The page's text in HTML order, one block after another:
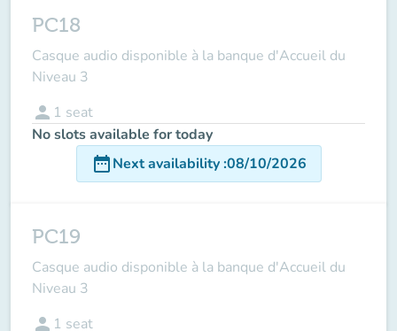
PC18
Casque audio disponible à la banque d'Accueil du
Niveau 3
person 1 seat
No slots available for today
date_rangeNext availability:08/10/2026
PC19
Casque audio disponible à la banque d'Accueil du
Niveau 3
person 1 seat